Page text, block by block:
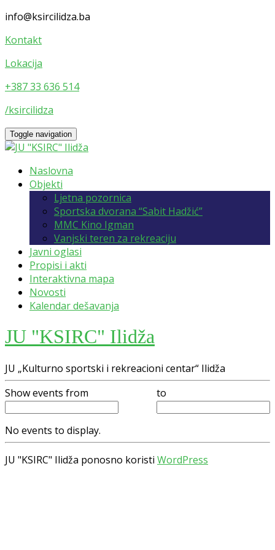
info@ksircilidza.ba
Kontakt
Lokacija
+387 33 636 514
/ksircilidza
Toggle navigation
Naslovna
Objekti
Ljetna pozornica
Sportska dvorana “Sabit Hadžić”
MMC Kino Igman
Vanjski teren za rekreaciju
Javni oglasi
Propisi i akti
Interaktivna mapa
Novosti
Kalendar dešavanja
JU "KSIRC" Ilidža
JU „Kulturno sportski i rekreacioni centar“ Ilidža
Show events from
to
No events to display.
JU "KSIRC" Ilidža ponosno koristi WordPress